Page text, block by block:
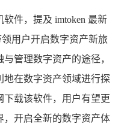
软件，提及 imtoken 最新
用户开启数字资产新旅
管理数字资产的途径，
在数字资产领域进行探
载该软件，用户有望更
，开启全新的数字资产体